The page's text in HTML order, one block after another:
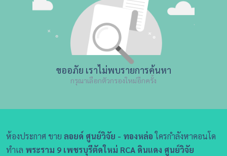
ขออภัย เราไม่พบรายการค้นหา
กรุณาเลือกตัวกรองใหม่อีกครั้ง
ห้องประกาศ ขาย ลอยด์ ศูนย์วิจัย - ทองหล่อใครกำลังหาคอนโด
ทำเล พระราม 9 เพชรบุรีตัดใหม่ RCA ดินแดง ศูนย์วิจัย